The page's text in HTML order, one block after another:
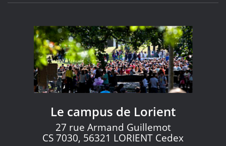
Le campus de Lorient
27 rue Armand Guillemot
CS 7030, 56321 LORIENT Cedex